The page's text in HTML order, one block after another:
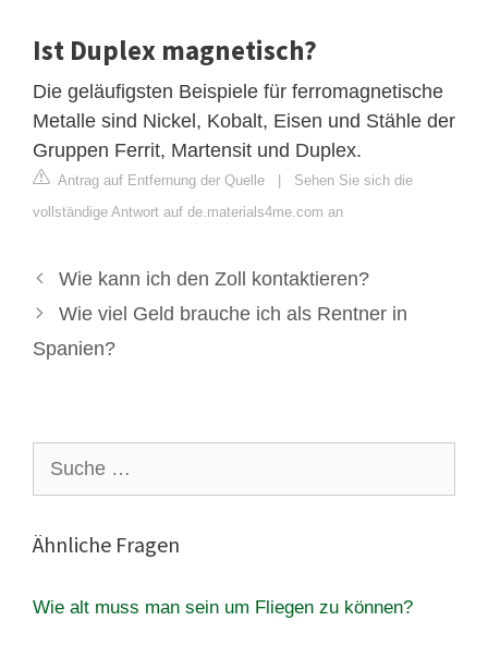
Ist Duplex magnetisch?
Die geläufigsten Beispiele für ferromagnetische
Metalle sind Nickel, Kobalt, Eisen und Stähle der
Gruppen Ferrit, Martensit und Duplex.
Antrag auf Entfernung der Quelle | Sehen Sie sich die
vollständige Antwort auf de.materials4me.com an
Wie kann ich den Zoll kontaktieren?
Wie viel Geld brauche ich als Rentner in
Spanien?
nach:
Ähnliche Fragen
Wie alt muss man sein um Fliegen zu können?